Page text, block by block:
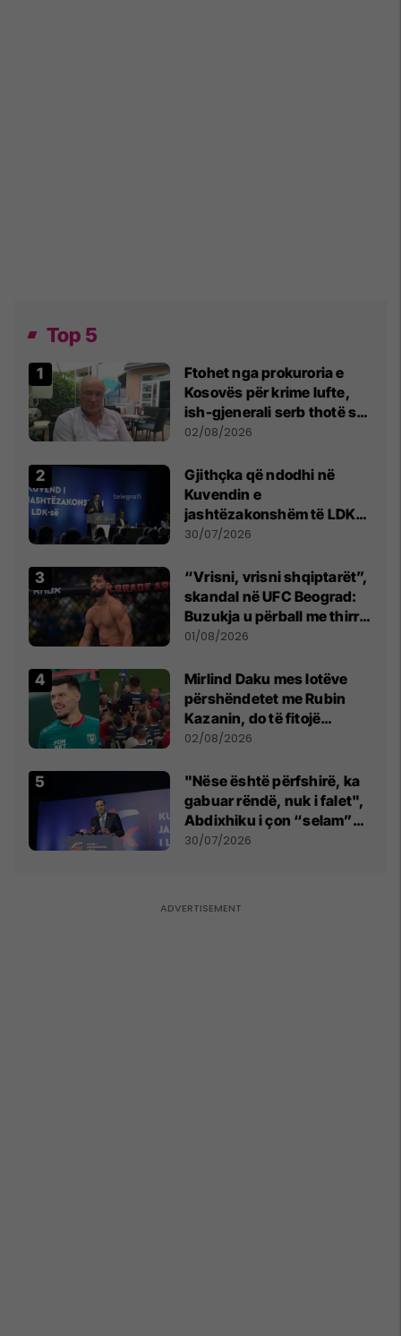
Top 5
Ftohet nga prokuroria e
Kosovës për krime lufte,
ish-gjenerali serb thotë se
dikush e tradhtoi në
02/08/2026
Gjithçka që ndodhi në
Kuvendin e
jashtëzakonshëm të LDK-
së
30/07/2026
“Vrisni, vrisni shqiptarët”,
skandal në UFC Beograd:
Buzukja u përball me thirrje
anti-shqiptare nga
01/08/2026
Mirlind Daku mes lotëve
përshëndetet me Rubin
Kazanin, do të fitojë
miliona te Spartak Moska
02/08/2026
"Nëse është përfshirë, ka
gabuar rëndë, nuk i falet",
Abdixhiku i çon “selam”
Përparim Ramës
30/07/2026